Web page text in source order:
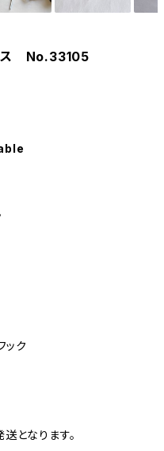
ス No.33105
ック
となります。